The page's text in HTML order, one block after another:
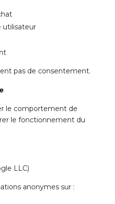
utilisateur
pas de consentement.
le comportement de
le fonctionnement du
LLC)
anonymes sur :